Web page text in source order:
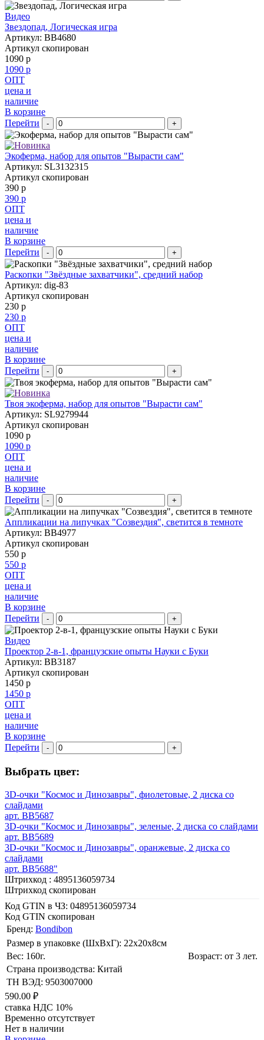
Видео
Звездопад, Логическая игра
Артикул: BB4680
Артикул скопирован
1090 р
1090 р
ОПТ
цена и
наличие
В корзине
Перейти
- +
Экоферма, набор для опытов "Вырасти сам"
Артикул: SL3132315
Артикул скопирован
390 р
390 р
ОПТ
цена и
наличие
В корзине
Перейти
- +
Раскопки "Звёздные захватчики", средний набор
Артикул: dig-83
Артикул скопирован
230 р
230 р
ОПТ
цена и
наличие
В корзине
Перейти
- +
Твоя экоферма, набор для опытов "Вырасти сам"
Артикул: SL9279944
Артикул скопирован
1090 р
1090 р
ОПТ
цена и
наличие
В корзине
Перейти
- +
Аппликации на липучках "Созвездия", светится в темноте
Артикул: BB4977
Артикул скопирован
550 р
550 р
ОПТ
цена и
наличие
В корзине
Перейти
- +
Видео
Проектор 2-в-1, французские опыты Науки с Буки
Артикул: BB3187
Артикул скопирован
1450 р
1450 р
ОПТ
цена и
наличие
В корзине
Перейти
- +
Выбрать цвет:
3D-очки "Космос и Динозавры", фиолетовые, 2 диска со
слайдами
арт. BB5687
3D-очки "Космос и Динозавры", зеленые, 2 диска со слайдами
арт. BB5689
3D-очки "Космос и Динозавры", оранжевые, 2 диска со
слайдами
арт. BB5688"
Штрихкод : 4895136059734
Штрихкод скопирован
Код GTIN в ЧЗ: 04895136059734
Код GTIN скопирован
Бренд: Bondibon
Размер в упаковке (ШхВxГ): 22х20х8cм
Вес: 160г.
Возраст: от 3 лет.
Страна производства: Китай
ТН ВЭД: 9503007000
590.00 ₽
ставка НДС 10%
Временно отсутствует
Нет в наличии